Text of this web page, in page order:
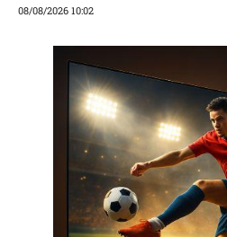
08/08/2026 10:02